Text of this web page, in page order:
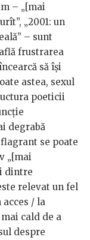
– „[mai
„2001: un
– sunt
frustrarea
să își
astea, sexul
poeticii
degrabă
se poate
„[mai
dintre
relevat un fel
acces / la
cald de a
despre